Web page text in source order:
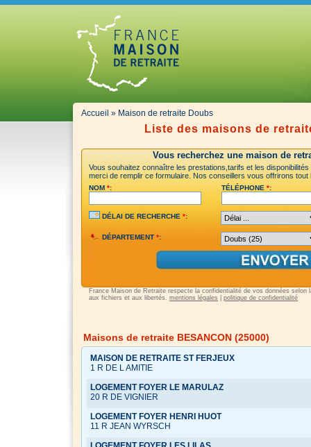
Accueil » Maison de retraite Doubs
Liste des maisons de
Vous recherchez une maison de
Vous souhaitez connaître les prestations,tarifs et les
merci de remplir ce formulaire. Nos conseillers vous offrirons
NOM *: TÉLÉPHONE *:
DÉLAI DE RECHERCHE *:
DÉPARTEMENT *:
France Maison de Retraite respecte la confidentialité de vos données selon
aux fichiers et aux libertés. mentions légales politique de confidentialité
Maisons de retraite BESANCON (25000)
MAISON DE RETRAITE ST FERJEUX
1 R DE L AMITIE
LOGEMENT FOYER LE MARULAZ
20 R DE VIGNIER
LOGEMENT FOYER HENRI HUOT
11 R JEAN WYRSCH